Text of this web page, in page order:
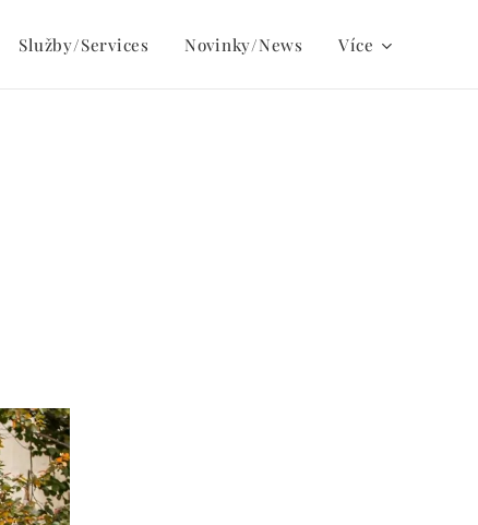
Služby/Services Novinky/News Více